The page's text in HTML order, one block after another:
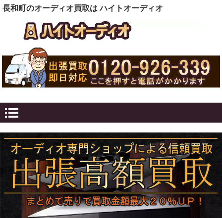
長和町のオーディオ買取は ハイトオーディオ